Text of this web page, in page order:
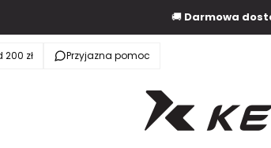
🚚 Darmowa
zł Przyjazna pomoc